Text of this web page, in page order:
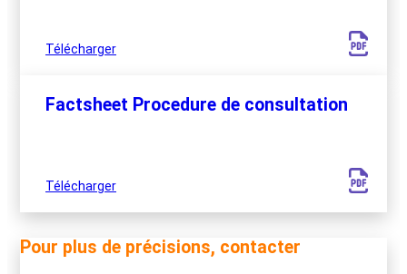
Télécharger
Factsheet Procedure de consultation
Télécharger
Pour plus de précisions, contacter